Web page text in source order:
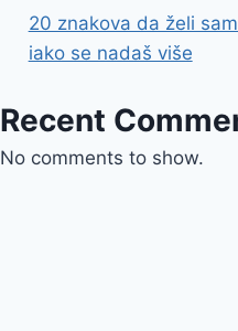
20 znakova da želi
iako se nadaš više
Recent
No comments to show.